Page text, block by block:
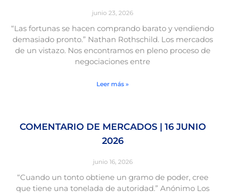
junio 23, 2026
“Las fortunas se hacen comprando barato y vendiendo
demasiado pronto.” Nathan Rothschild. Los mercados
de un vistazo. Nos encontramos en pleno proceso de
negociaciones entre
Leer más »
COMENTARIO DE MERCADOS | 16 JUNIO
2026
junio 16, 2026
“Cuando un tonto obtiene un gramo de poder, cree
que tiene una tonelada de autoridad.” Anónimo Los